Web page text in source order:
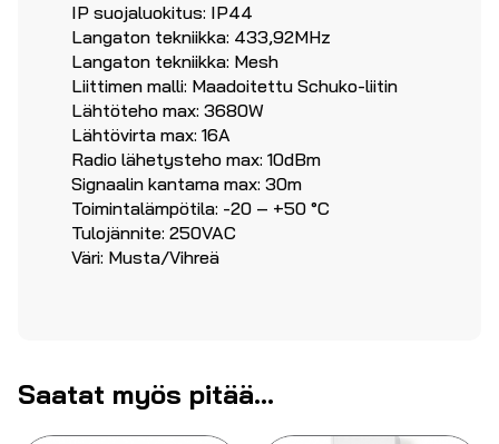
IP suojaluokitus: IP44
Langaton tekniikka: 433,92MHz
Langaton tekniikka: Mesh
Liittimen malli: Maadoitettu Schuko-liitin
Lähtöteho max: 3680W
Lähtövirta max: 16A
Radio lähetysteho max: 10dBm
Signaalin kantama max: 30m
Toimintalämpötila: -20 – +50 °C
Tulojännite: 250VAC
Väri: Musta/Vihreä
Saatat myös pitää...